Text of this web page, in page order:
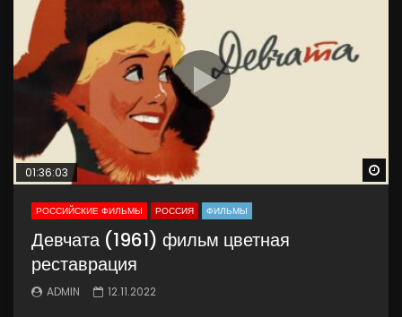
01:36:03
РОССИЙСКИЕ ФИЛЬМЫ РОССИЯ ФИЛЬМЫ
Девчата (1961) фильм цветная
реставрация
ADMIN 12.11.2022